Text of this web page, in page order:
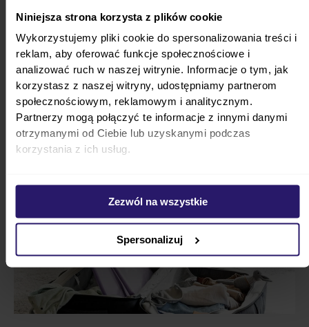
Niniejsza strona korzysta z plików cookie
Wykorzystujemy pliki cookie do spersonalizowania treści i
reklam, aby oferować funkcje społecznościowe i
analizować ruch w naszej witrynie. Informacje o tym, jak
korzystasz z naszej witryny, udostępniamy partnerom
społecznościowym, reklamowym i analitycznym.
Partnerzy mogą połączyć te informacje z innymi danymi
otrzymanymi od Ciebie lub uzyskanymi podczas
korzystania z ich usług.
Zezwól na wszystkie
Spersonalizuj
beżowy, biały. Możesz zdecydować się
również na wanienkę ozdobioną wzorem –
wersja Mickey Celebration ma uroczą grafikę.
Różnorodność wariantów kolorystycznych
pozwala dopasować produkt do aranżacji.